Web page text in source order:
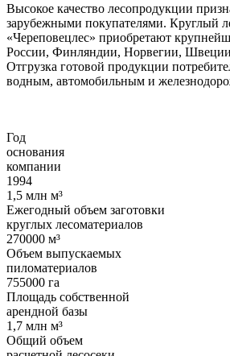
Высокое качество лесопродукции
зарубежными покупателями. Круглый
«Череповецлес» приобретают
России, Финляндии, Норвегии,
Отгрузка готовой продукции
водным, автомобильным и
Год
основания
компании
1994
1,5 млн м³
Ежегодный объем заготовки
круглых лесоматериалов
270000 м³
Объем выпускаемых
пиломатериалов
755000 га
Площадь собственной
арендной базы
1,7 млн м³
Общий объем